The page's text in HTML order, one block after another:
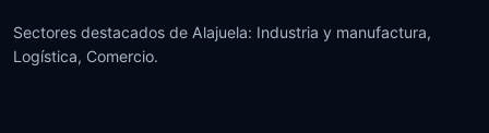
Sectores destacados de Alajuela: Industria y manufactura,
Logística, Comercio.